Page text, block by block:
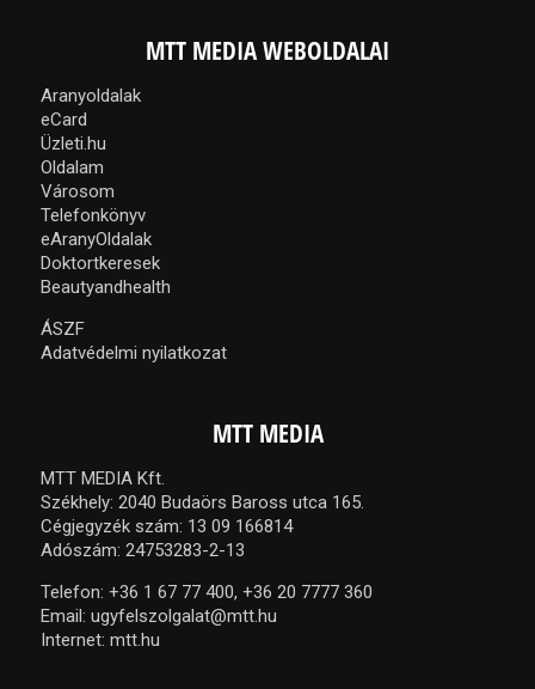
MTT MEDIA WEBOLDALAI
Aranyoldalak
eCard
Üzleti.hu
Oldalam
Városom
Telefonkönyv
eAranyOldalak
Doktortkeresek
Beautyandhealth
ÁSZF
Adatvédelmi nyilatkozat
MTT MEDIA
MTT MEDIA Kft.
Székhely: 2040 Budaörs Baross utca 165.
Cégjegyzék szám: 13 09 166814
Adószám: 24753283-2-13
Telefon: +36 1 67 77 400, +36 20 7777 360
Email: ugyfelszolgalat@mtt.hu
Internet: mtt.hu